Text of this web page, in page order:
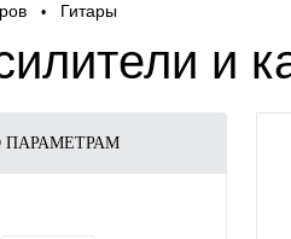
• Гитары
и
ПАРАМЕТРАМ